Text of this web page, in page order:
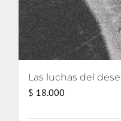
$ 18.000